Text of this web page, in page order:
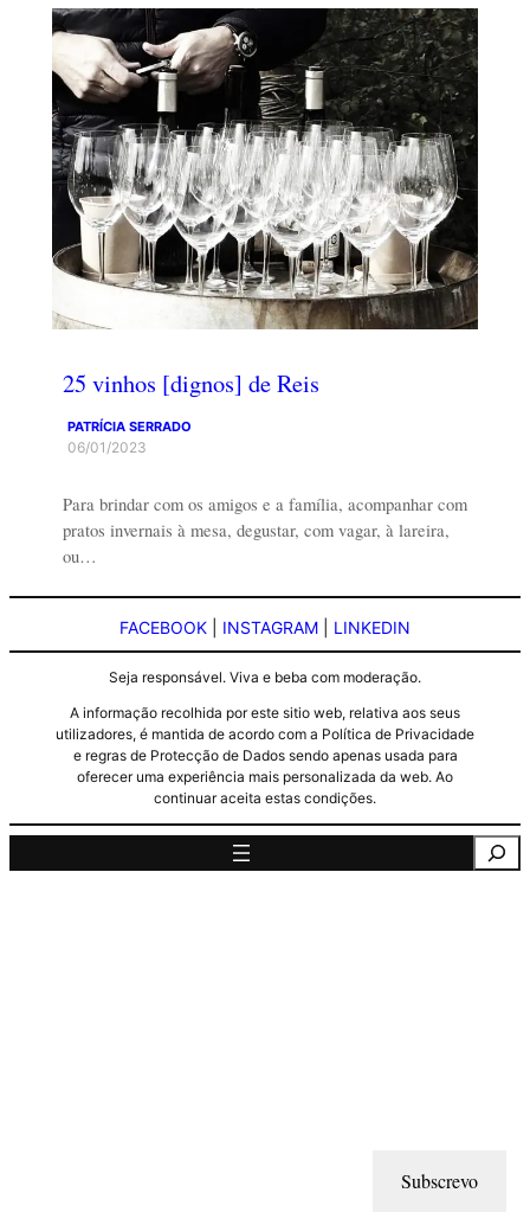
25 vinhos [dignos] de Reis
PATRÍCIA SERRADO
06/01/2023
Para brindar com os amigos e a família, acompanhar com
pratos invernais à mesa, degustar, com vagar, à lareira,
ou…
FACEBOOK INSTAGRAM LINKEDIN
Seja responsável. Viva e beba com moderação.
A informação recolhida por este sitio web, relativa aos seus
utilizadores, é mantida de acordo com a Política de Privacidade
e regras de Protecção de Dados sendo apenas usada para
oferecer uma experiência mais personalizada da web. Ao
continuar aceita estas condições.
Subscrevo